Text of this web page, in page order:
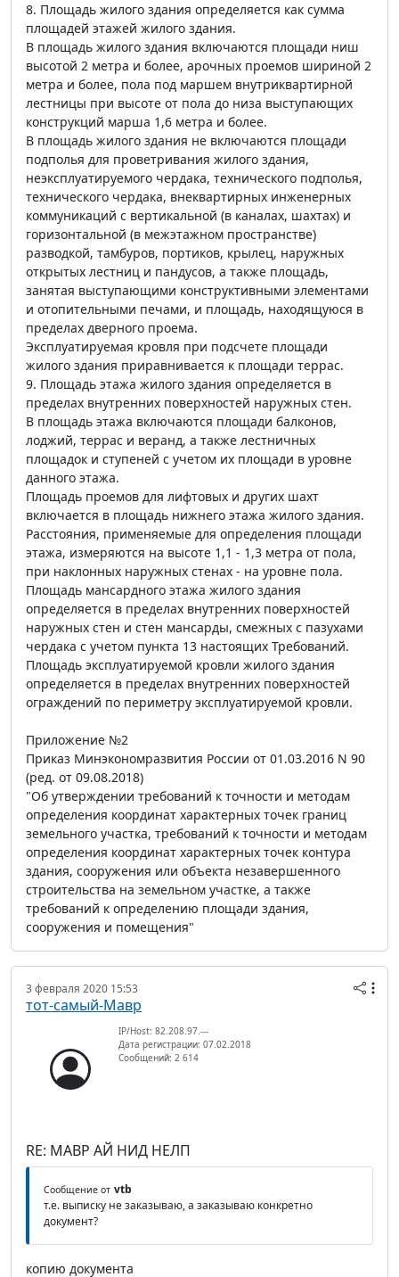
8. Площадь жилого здания определяется как сумма
площадей этажей жилого здания.
В площадь жилого здания включаются площади ниш
высотой 2 метра и более, арочных проемов шириной 2
метра и более, пола под маршем внутриквартирной
лестницы при высоте от пола до низа выступающих
конструкций марша 1,6 метра и более.
В площадь жилого здания не включаются площади
подполья для проветривания жилого здания,
неэксплуатируемого чердака, технического подполья,
технического чердака, внеквартирных инженерных
коммуникаций с вертикальной (в каналах, шахтах) и
горизонтальной (в межэтажном пространстве)
разводкой, тамбуров, портиков, крылец, наружных
открытых лестниц и пандусов, а также площадь,
занятая выступающими конструктивными элементами
и отопительными печами, и площадь, находящуюся в
пределах дверного проема.
Эксплуатируемая кровля при подсчете площади
жилого здания приравнивается к площади террас.
9. Площадь этажа жилого здания определяется в
пределах внутренних поверхностей наружных стен.
В площадь этажа включаются площади балконов,
лоджий, террас и веранд, а также лестничных
площадок и ступеней с учетом их площади в уровне
данного этажа.
Площадь проемов для лифтовых и других шахт
включается в площадь нижнего этажа жилого здания.
Расстояния, применяемые для определения площади
этажа, измеряются на высоте 1,1 - 1,3 метра от пола,
при наклонных наружных стенах - на уровне пола.
Площадь мансардного этажа жилого здания
определяется в пределах внутренних поверхностей
наружных стен и стен мансарды, смежных с пазухами
чердака с учетом пункта 13 настоящих Требований.
Площадь эксплуатируемой кровли жилого здания
определяется в пределах внутренних поверхностей
ограждений по периметру эксплуатируемой кровли.
Приложение №2
Приказ Минэкономразвития России от 01.03.2016 N 90
(ред. от 09.08.2018)
"Об утверждении требований к точности и методам
определения координат характерных точек границ
земельного участка, требований к точности и методам
определения координат характерных точек контура
здания, сооружения или объекта незавершенного
строительства на земельном участке, а также
требований к определению площади здания,
сооружения и помещения"
3 февраля 2020 15:53
тот-самый-Мавр
IP/Host: 82.208.97.---
Дата регистрации: 07.02.2018
Сообщений: 2 614
RE: МАВР АЙ НИД НЕЛП
Сообщение от vtb
т.е. выписку не заказываю, а заказываю конкретно
документ?
копию документа